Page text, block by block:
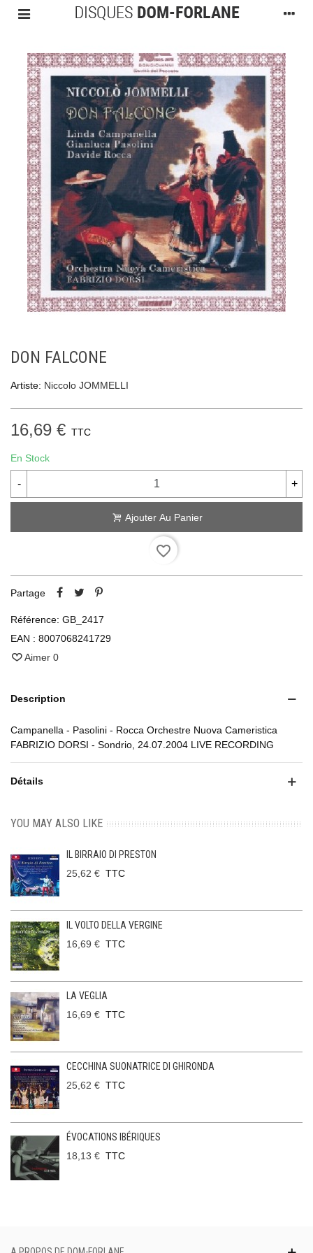
DON FALCONE
Artiste: Niccolo JOMMELLI
16,69 € TTC
En Stock
- +
Ajouter Au Panier
favorite_border
Partage
Référence: GB_2417
EAN : 8007068241729
Aimer 0
Description
Campanella - Pasolini - Rocca Orchestre Nuova Cameristica
FABRIZIO DORSI - Sondrio, 24.07.2004 LIVE RECORDING
Détails
YOU MAY ALSO LIKE
IL BIRRAIO DI PRESTON
25,62 € TTC
IL VOLTO DELLA VERGINE
16,69 € TTC
LA VEGLIA
16,69 € TTC
CECCHINA SUONATRICE DI GHIRONDA
25,62 € TTC
ÉVOCATIONS IBÉRIQUES
18,13 € TTC